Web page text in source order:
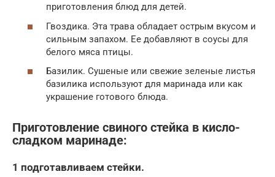
приготовления блюд для детей.
Гвоздика. Эта трава обладает острым вкусом и
сильным запахом. Ее добавляют в соусы для
белого мяса птицы.
Базилик. Сушеные или свежие зеленые листья
базилика используют для маринада или как
украшение готового блюда.
Приготовление свиного стейка в кисло-
сладком маринаде:
1 подготавливаем стейки.